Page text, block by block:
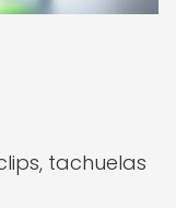
tachuelas